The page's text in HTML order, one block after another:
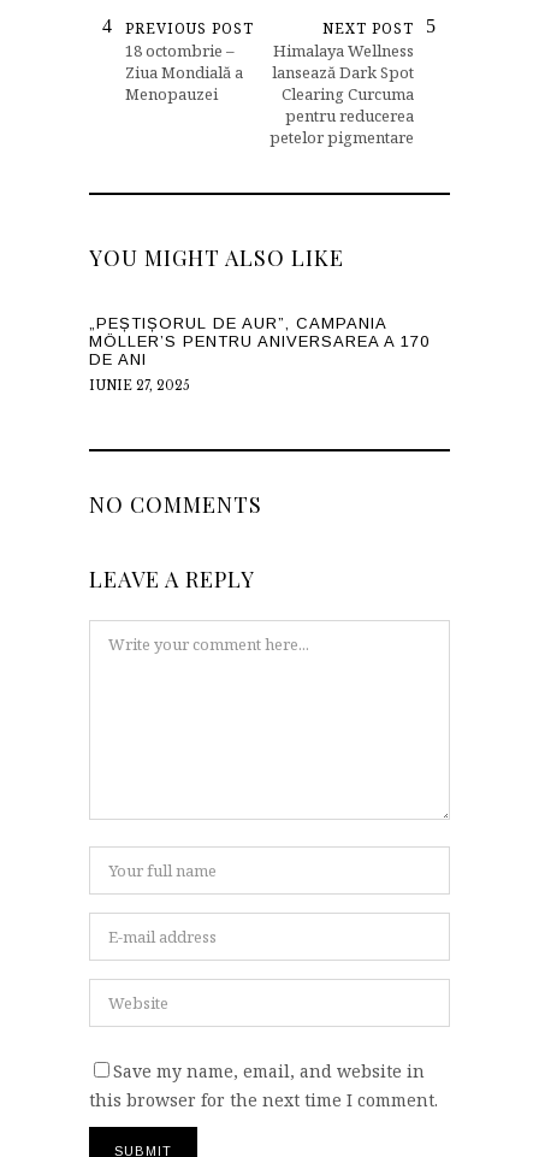
PREVIOUS POST
18 octombrie –
Ziua Mondială a
Menopauzei
NEXT POST
Himalaya Wellness
lansează Dark Spot
Clearing Curcuma
pentru reducerea
petelor pigmentare
YOU MIGHT ALSO LIKE
„PEȘTIȘORUL DE AUR”, CAMPANIA
MÖLLER’S PENTRU ANIVERSAREA A 170
DE ANI
IUNIE 27, 2025
NO COMMENTS
LEAVE A REPLY
Save my name, email, and website in
this browser for the next time I comment.